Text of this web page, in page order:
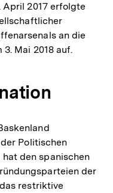
2017 erfolgte
an die
Mai 2018 auf.
Politischen
hat den spanischen
der
restriktive